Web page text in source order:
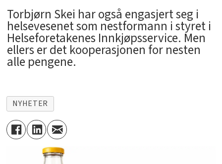
Torbjørn Skei har også engasjert seg i
helsevesenet som nestformann i styret i
Helseforetakenes Innkjøpsservice. Men
ellers er det kooperasjonen for nesten
alle pengene.
NYHETER